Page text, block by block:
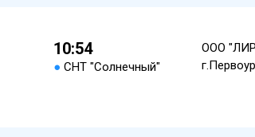
10:54
● СНТ "Солнечный"
ООО